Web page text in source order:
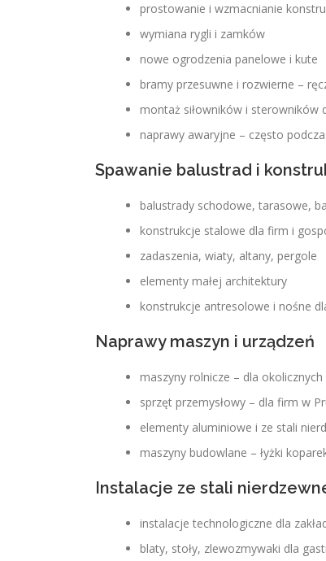
prostowanie i wzmacnianie
wymiana rygli i zamków
nowe ogrodzenia panelowe i kute
bramy przesuwne i rozwierne –
montaż siłowników i sterowników
naprawy awaryjne – często
Spawanie balustrad i
balustrady schodowe, tarasowe,
konstrukcje stalowe dla firm i
zadaszenia, wiaty, altany, pergole
elementy małej architektury
konstrukcje antresolowe i nośne
Naprawy maszyn i urządzeń
maszyny rolnicze – dla
sprzęt przemysłowy – dla firm w
elementy aluminiowe i ze stali
maszyny budowlane – łyżki
Instalacje ze stali
instalacje technologiczne dla
blaty, stoły, zlewozmywaki dla